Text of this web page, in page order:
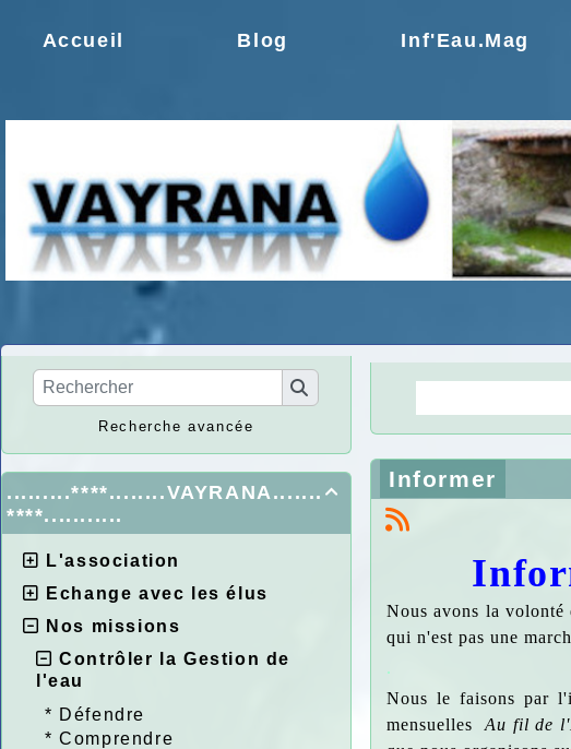
Accueil Blog Inf'Eau.Mag
Recherche avancée

.........****........VAYRANA.......
****...........
L'association
Echange avec les élus
Nos missions
Contrôler la Gestion de
l'eau
* Défendre
*Comprendre
Informer
Nous avons la volonté
qui n'est pas une
.
Nous le faisons par
mensuellesAu fil de